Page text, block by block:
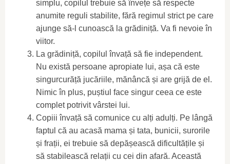
simplu, copilul trebuie să învețe să respecte
anumite reguli stabilite, fără regimul strict pe care
ajunge să-l cunoască la grădiniță. Va fi nevoie în
viitor.
La grădiniță, copilul învață să fie independent.
Nu există persoane apropiate lui, așa că este
singurcurăță jucăriile, mănâncă și are grijă de el.
Nimic în plus, puștiul face singur ceea ce este
complet potrivit vârstei lui.
Copiii învață să comunice cu alți adulți. Pe lângă
faptul că au acasă mama și tata, bunicii, surorile
și frații, ei trebuie să depășească dificultățile și
să stabilească relații cu cei din afară. Această